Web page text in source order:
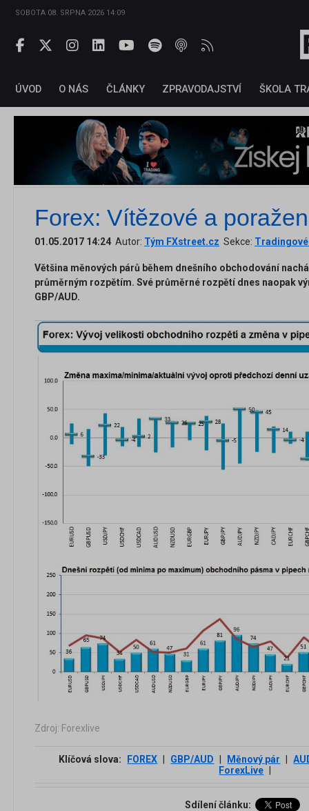
SOBOTA 08. SRPNA 2026 14:09
ÚVOD O NÁS ČLÁNKY ZPRAVODAJSTVÍ ŠKOLA
Forex: Vítězové a
01.05.2017 14:24 Autor: Tým FXstreet.cz Sekce: Tradingové
Většina měnových párů během dnešního obchodování
průměrným rozpětím. Své průměrné rozpětí dnes naopak
GBP/AUD.
Zdroj: Forexlive
Klíčová slova: FOREX | GBP/AUD | Měnový pár |
ForexLive |
Sdílení článku: